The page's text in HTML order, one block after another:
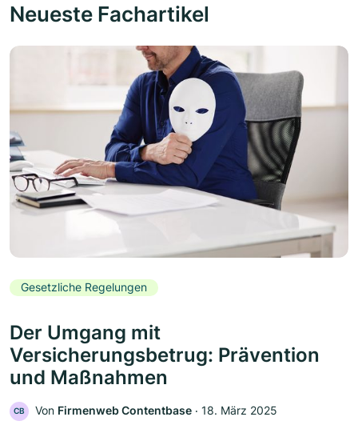
Neueste Fachartikel
Gesetzliche Regelungen
Der Umgang mit
Versicherungsbetrug: Prävention
und Maßnahmen
CB Von Firmenweb Contentbase ‧ 18. März 2025